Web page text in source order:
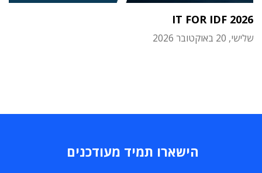
IT FOR IDF 2026
שלישי, 20 באוקטובר 2026
הישארו תמיד מעודכנים